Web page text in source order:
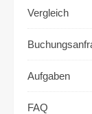
Vergleich
Aufgaben
FAQ